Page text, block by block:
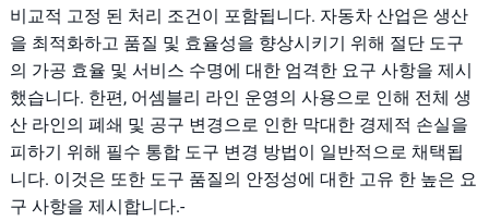
비교적 고정 된 처리 조건이 포함됩니다. 자동차 산업은 생산
을 최적화하고 품질 및 효율성을 향상시키기 위해 절단 도구
의 가공 효율 및 서비스 수명에 대한 엄격한 요구 사항을 제시
했습니다. 한편, 어셈블리 라인 운영의 사용으로 인해 전체 생
산 라인의 폐쇄 및 공구 변경으로 인한 막대한 경제적 손실을
피하기 위해 필수 통합 도구 변경 방법이 일반적으로 채택됩
니다. 이것은 또한 도구 품질의 안정성에 대한 고유 한 높은 요
구 사항을 제시합니다.-